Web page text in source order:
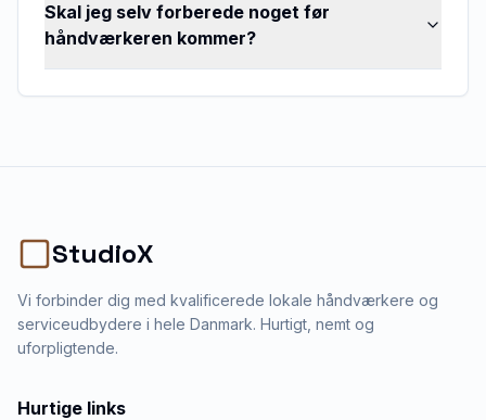
Skal jeg selv forberede noget før
håndværkeren kommer?
StudioX
Vi forbinder dig med kvalificerede lokale håndværkere og
serviceudbydere i hele Danmark. Hurtigt, nemt og
uforpligtende.
Hurtige links